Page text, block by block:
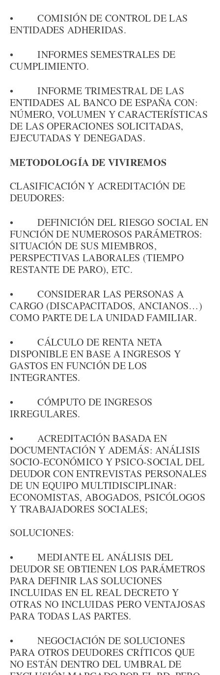
• COMISIÓN DE CONTROL DE LAS
ENTIDADES ADHERIDAS.
• INFORMES SEMESTRALES DE
CUMPLIMIENTO.
• INFORME TRIMESTRAL DE LAS
ENTIDADES AL BANCO DE ESPAÑA CON:
NÚMERO, VOLUMEN Y CARACTERÍSTICAS
DE LAS OPERACIONES SOLICITADAS,
EJECUTADAS Y DENEGADAS.
METODOLOGÍA DE VIVIREMOS
CLASIFICACIÓN Y ACREDITACIÓN DE
DEUDORES:
• DEFINICIÓN DEL RIESGO SOCIAL EN
FUNCIÓN DE NUMEROSOS PARÁMETROS:
SITUACIÓN DE SUS MIEMBROS,
PERSPECTIVAS LABORALES (TIEMPO
RESTANTE DE PARO), ETC.
• CONSIDERAR LAS PERSONAS A
CARGO (DISCAPACITADOS, ANCIANOS…)
COMO PARTE DE LA UNIDAD FAMILIAR.
• CÁLCULO DE RENTA NETA
DISPONIBLE EN BASE A INGRESOS Y
GASTOS EN FUNCIÓN DE LOS
INTEGRANTES.
• CÓMPUTO DE INGRESOS
IRREGULARES.
• ACREDITACIÓN BASADA EN
DOCUMENTACIÓN Y ADEMÁS: ANÁLISIS
SOCIO-ECONÓMICO Y PSICO-SOCIAL DEL
DEUDOR CON ENTREVISTAS PERSONALES
DE UN EQUIPO MULTIDISCIPLINAR:
ECONOMISTAS, ABOGADOS, PSICÓLOGOS
Y TRABAJADORES SOCIALES;
SOLUCIONES:
• MEDIANTE EL ANÁLISIS DEL
DEUDOR SE OBTIENEN LOS PARÁMETROS
PARA DEFINIR LAS SOLUCIONES
INCLUIDAS EN EL REAL DECRETO Y
OTRAS NO INCLUIDAS PERO VENTAJOSAS
PARA TODAS LAS PARTES.
• NEGOCIACIÓN DE SOLUCIONES
PARA OTROS DEUDORES CRÍTICOS QUE
NO ESTÁN DENTRO DEL UMBRAL DE